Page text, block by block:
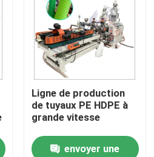
de tuyau de PVC
tuyau de PPR
de tuyau de PE
de tuyau
Ligne de production
de tuyaux PE HDPE à
grande vitesse
envoyer une